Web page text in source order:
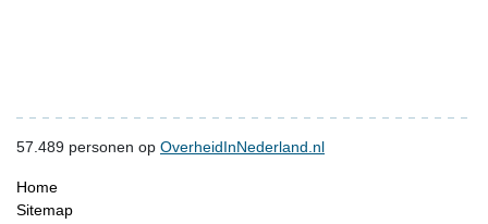
57.489 personen op OverheidInNederland.nl
Home
Sitemap